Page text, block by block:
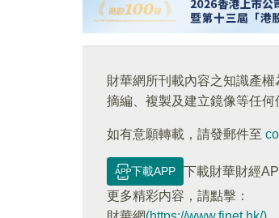
財華網所刊載內容之知識產
摘編、複製及建立鏡像等任何
如有意願轉載，請發郵件至
下載APP
下載財華財經
更多精彩内容，請點擊：